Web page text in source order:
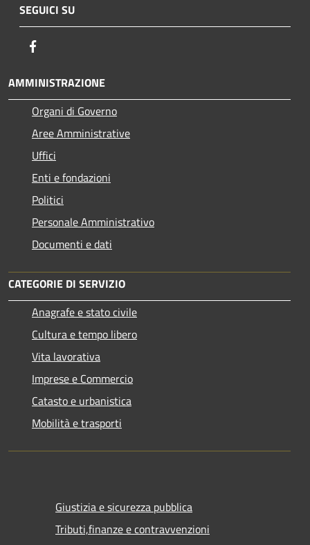
SEGUICI SU
AMMINISTRAZIONE
Organi di Governo
Aree Amministrative
Uffici
Enti e fondazioni
Politici
Personale Amministrativo
Documenti e dati
CATEGORIE DI SERVIZIO
Anagrafe e stato civile
Cultura e tempo libero
Vita lavorativa
Imprese e Commercio
Catasto e urbanistica
Mobilità e trasporti
Giustizia e sicurezza pubblica
Tributi,finanze e contravvenzioni